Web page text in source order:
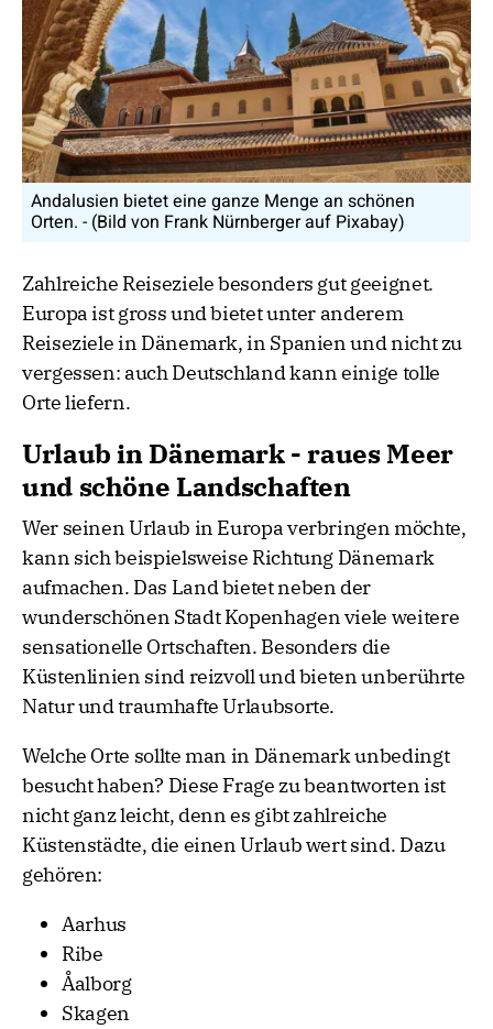
Andalusien bietet eine ganze Menge an schönen
Orten. - (Bild von Frank Nürnberger auf Pixabay)
Zahlreiche Reiseziele besonders gut geeignet.
Europa ist gross und bietet unter anderem
Reiseziele in Dänemark, in Spanien und nicht zu
vergessen: auch Deutschland kann einige tolle
Orte liefern.
Urlaub in Dänemark - raues Meer
und schöne Landschaften
Wer seinen Urlaub in Europa verbringen möchte,
kann sich beispielsweise Richtung Dänemark
aufmachen. Das Land bietet neben der
wunderschönen Stadt Kopenhagen viele weitere
sensationelle Ortschaften. Besonders die
Küstenlinien sind reizvoll und bieten unberührte
Natur und traumhafte Urlaubsorte.
Welche Orte sollte man in Dänemark unbedingt
besucht haben? Diese Frage zu beantworten ist
nicht ganz leicht, denn es gibt zahlreiche
Küstenstädte, die einen Urlaub wert sind. Dazu
gehören:
Aarhus
Ribe
Åalborg
Skagen